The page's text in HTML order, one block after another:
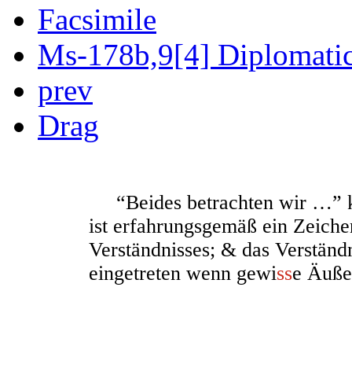
Facsimile
Ms-178b,9[4]
prev
Drag
“Beides betrachten wir …”
ist erfahrungsgemäß ein
Verständnisses; & das
eingetreten wenn gewisse